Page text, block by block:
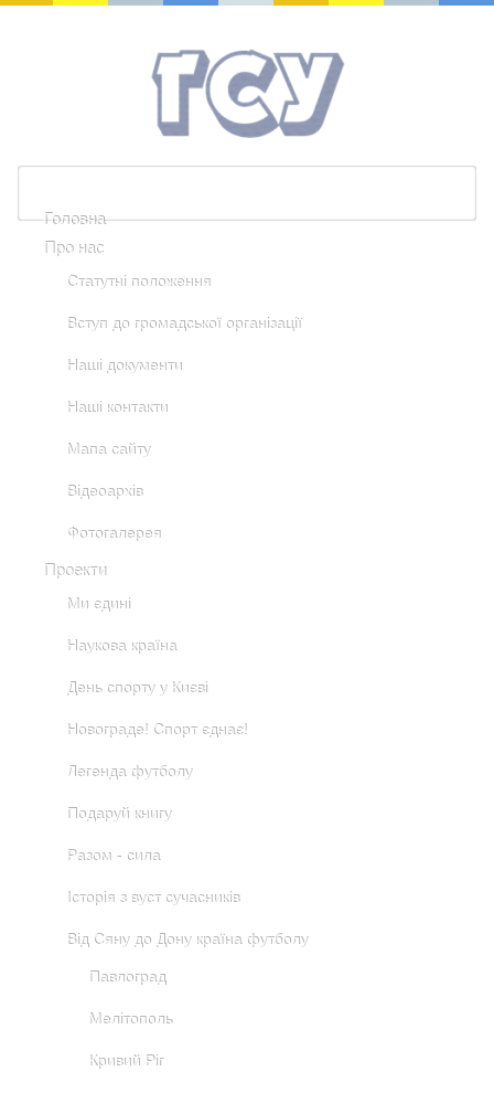
Головна
Про нас
Статутні положення
Вступ до громадської організації
Наші документи
Наші контакти
Мапа сайту
Відеоархів
Фотогалерея
Проекти
Ми єдині
Наукова країна
День спорту у Києві
Новограде! Спорт єднає!
Легенда футболу
Подаруй книгу
Разом - сила
Історія з вуст сучасників
Від Сяну до Дону країна футболу
Павлоград
Мелітополь
Кривий Ріг